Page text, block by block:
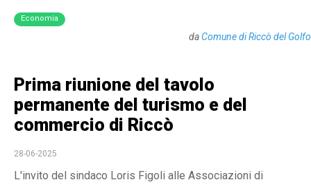
Economia
daComune di Riccò del Golfo
Prima riunione del tavolo
permanente del turismo e del
commercio di Riccò
28-06-2025
L'invito del sindaco Loris Figoli alle Associazioni di